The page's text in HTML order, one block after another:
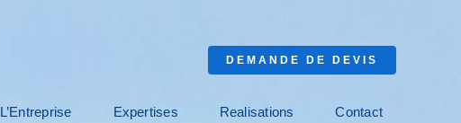
DEMANDE DE DEVIS
L’Entreprise Expertises Realisations Contact